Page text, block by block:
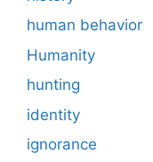
human behavior
Humanity
hunting
identity
ignorance